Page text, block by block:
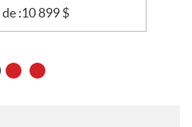
:10 899 $